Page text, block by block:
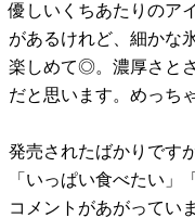
優しいくちあたりのア
があるけれど、細かな
楽しめて◎。濃厚さと
だと思います。めっち
発売されたばかりです
「いっぱい食べたい」
コメントがあがってい